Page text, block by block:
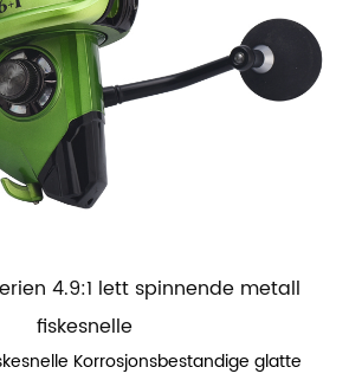
4.9:1 lett spinnende metall
fiskesnelle
Korrosjonsbestandige glatte